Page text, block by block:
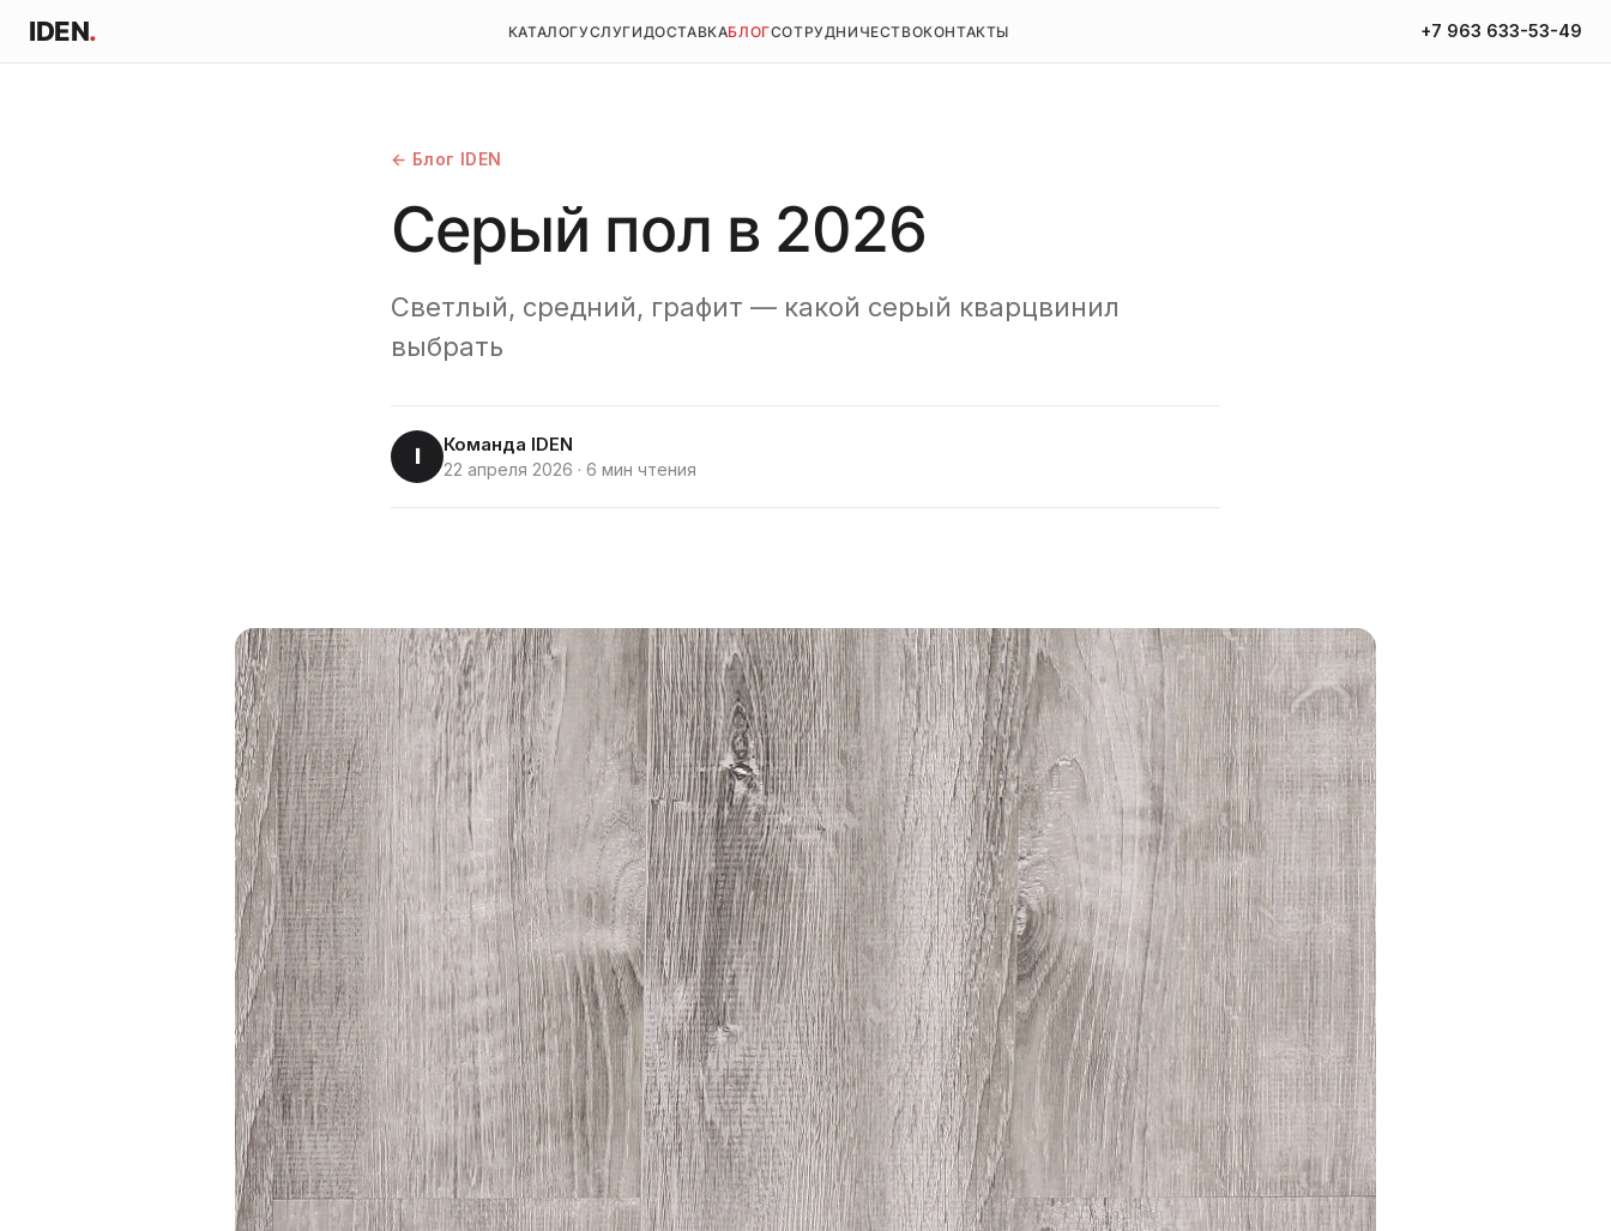
IDEN. КАТАЛОГУСЛУГИ ДОСТАВКАБЛОГСОТРУДНИЧЕСТВОКОНТАКТЫ +7 963 633-53-49
← Блог IDEN
Серый пол в 2026
Светлый, средний, графит — какой серый кварцвинил
выбрать
I Команда IDEN
22 апреля 2026 · 6 мин чтения